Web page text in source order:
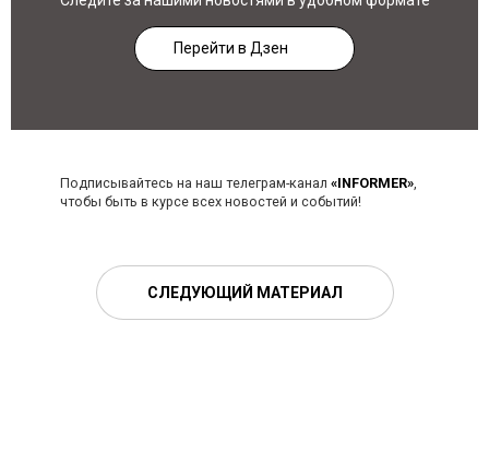
Перейти в Дзен
Подписывайтесь на наш телеграм-канал «INFORMER»,
чтобы быть в курсе всех новостей и событий!
СЛЕДУЮЩИЙ МАТЕРИАЛ